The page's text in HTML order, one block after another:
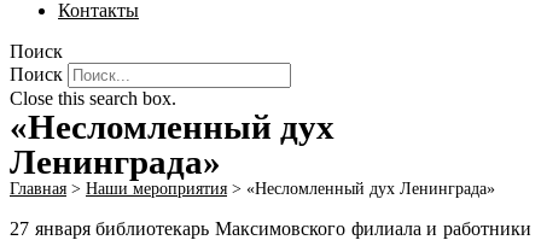
Контакты
Поиск
Поиск
Close this search box.
«Несломленный дух
Ленинграда»
Главная > Наши мероприятия > «Несломленный дух Ленинграда»
27 января библиотекарь Максимовского филиала и работники